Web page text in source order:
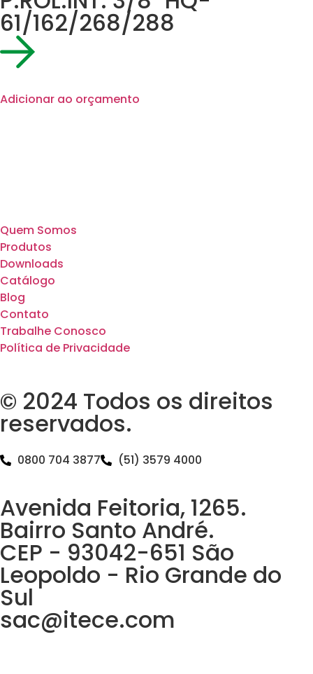
61/162/268/288
Adicionar ao orçamento
Quem Somos
Produtos
Downloads
Catálogo
Blog
Contato
Trabalhe Conosco
Política de Privacidade
© 2024 Todos os direitos
reservados.
0800 704 3877 (51) 3579 4000
Avenida Feitoria, 1265.
Bairro Santo André.
CEP - 93042-651 São
Leopoldo - Rio Grande do
Sul
sac@itece.com